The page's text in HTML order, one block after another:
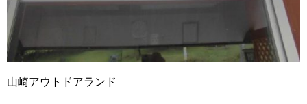
山崎アウトドアランド